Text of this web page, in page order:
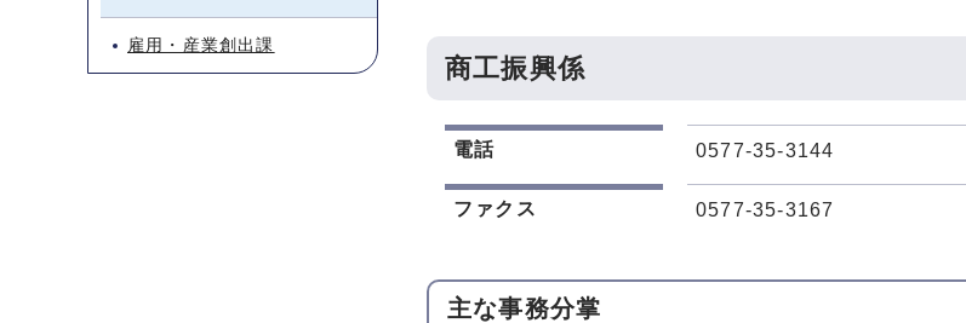
商工振興係
電話 0577-35-3144
ファクス 0577-35-3167
主な事務分掌
雇用・産業創出課